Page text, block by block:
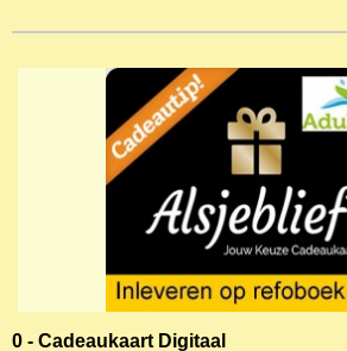
0 - Cadeaukaart Digitaal